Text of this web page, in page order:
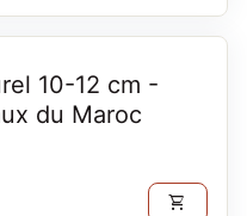
10-12 cm -
du Maroc
shopping_cart